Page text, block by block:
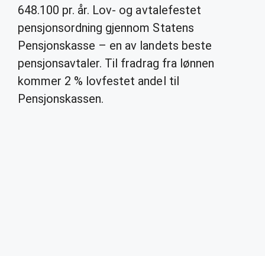
648.100 pr. år. Lov- og avtalefestet
pensjonsordning gjennom Statens
Pensjonskasse – en av landets beste
pensjonsavtaler. Til fradrag fra lønnen
kommer 2 % lovfestet andel til
Pensjonskassen.